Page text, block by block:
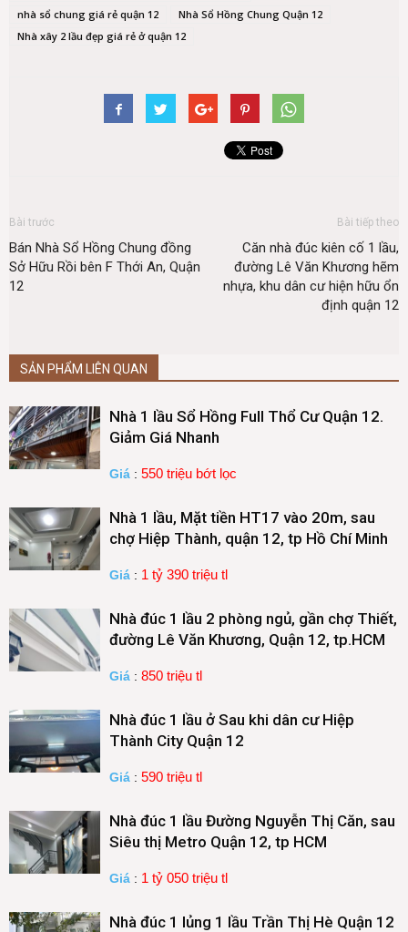
nhà sổ chung giá rẻ quận 12
Nhà Sổ Hồng Chung Quận 12
Nhà xây 2 lầu đẹp giá rẻ ở quận 12
Bài trước
Bán Nhà Sổ Hồng Chung đồng
Sở Hữu Rồi bên F Thới An, Quận
12
Bài tiếp theo
Căn nhà đúc kiên cố 1 lầu,
đường Lê Văn Khương hẽm
nhựa, khu dân cư hiện hữu ổn
định quận 12
SẢN PHẨM LIÊN QUAN
Nhà 1 lầu Sổ Hồng Full Thổ Cư Quận 12.
Giảm Giá Nhanh
Giá : 550 triệu bớt lọc
Nhà 1 lầu, Mặt tiền HT17 vào 20m, sau
chợ Hiệp Thành, quận 12, tp Hồ Chí Minh
Giá : 1 tỷ 390 triệu tl
Nhà đúc 1 lầu 2 phòng ngủ, gần chợ Thiết,
đường Lê Văn Khương, Quận 12, tp.HCM
Giá : 850 triệu tl
Nhà đúc 1 lầu ở Sau khi dân cư Hiệp
Thành City Quận 12
Giá : 590 triệu tl
Nhà đúc 1 lầu Đường Nguyễn Thị Căn, sau
Siêu thị Metro Quận 12, tp HCM
Giá : 1 tỷ 050 triệu tl
Nhà đúc 1 lủng 1 lầu Trần Thị Hè Quận 12